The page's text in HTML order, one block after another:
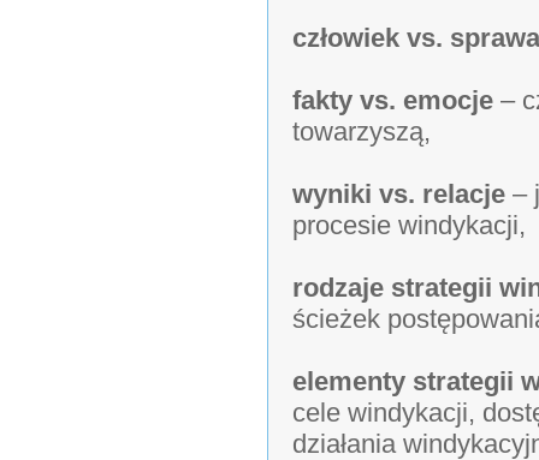
człowiek vs. sprawa
fakty vs. emocje –
towarzyszą,
wyniki vs. relacje –
procesie windykacji,
rodzaje strategii
ścieżek
elementy strategii
cele windykacji,
działania